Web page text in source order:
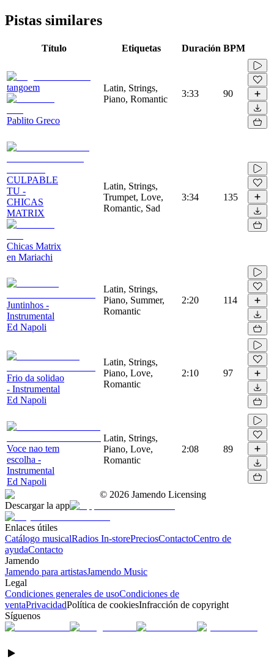
Pistas similares
Título Etiquetas Duración BPM
tangoem
Pablito Greco
Latin, Strings,
Piano, Romantic
3:33 90
CULPABLE
TU -
CHICAS
MATRIX
Chicas Matrix
en Mariachi
Latin, Strings,
Trumpet, Love,
Romantic, Sad
3:34 135
Juntinhos -
Instrumental
Ed Napoli
Latin, Strings,
Piano, Summer,
Romantic
2:20 114
Frio da solidao
- Instrumental
Ed Napoli
Latin, Strings,
Piano, Love,
Romantic
2:10 97
Voce nao tem
escolha -
Instrumental
Ed Napoli
Latin, Strings,
Piano, Love,
Romantic
2:08 89
© 2026 Jamendo Licensing
Descargar la app
Enlaces útiles
Catálogo musicalRadios In-storePreciosContactoCentro de
ayudaContacto
Jamendo
Jamendo para artistasJamendo Music
Legal
Condiciones generales de usoCondiciones de
ventaPrivacidadPolítica de cookiesInfracción de copyright
Síguenos